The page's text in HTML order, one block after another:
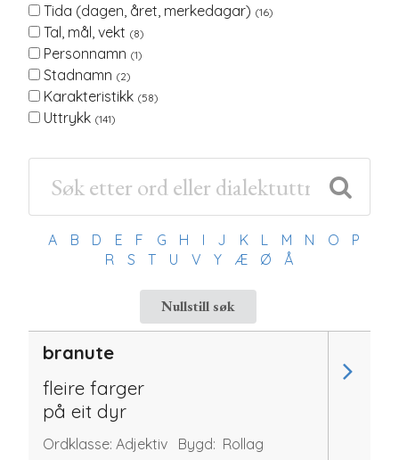
Tida (dagen, året, merkedagar) (16)
Tal, mål, vekt (8)
Personnamn (1)
Stadnamn (2)
Karakteristikk (58)
Uttrykk (141)
A B D E F G H I J K L M N O
P
R
S T U V Y Æ Ø Å
Nullstill søk
branute
fleire farger
på eit dyr
Ordklasse: Adjektiv Bygd: Rollag